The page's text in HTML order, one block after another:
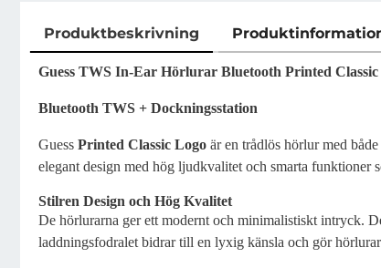
Produktbeskrivning
Produktbeskrivning
Guess TWS In-Ear Hörlurar Bluetooth Printed Classic
Bluetooth TWS + Dockningsstation
Guess Printed Classic Logo är en trådlös hörlur med
elegant design med hög ljudkvalitet och smarta funktioner
Stilren Design och Hög Kvalitet
De hörlurarna ger ett modernt och minimalistiskt intryck.
laddningsfodralet bidrar till en lyxig känsla och gör